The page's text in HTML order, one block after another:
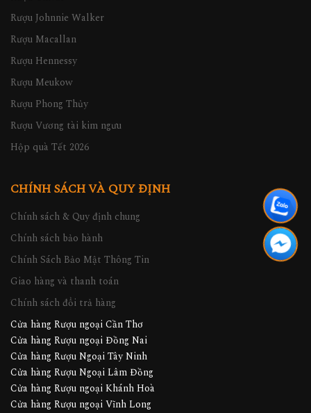
Rượu Johnnie Walker
Rượu Macallan
Rượu Hennessy
Rượu Meukow
Rượu Phong Thủy
Rượu Vương tài kim ngưu
Hộp quà Tết 2026
CHÍNH SÁCH VÀ QUY ĐỊNH
Chính sách & Quy định chung
Chính sách bảo hành
Chính Sách Bảo Mật Thông Tin
Giao hàng và thanh toán
Chính sách đổi trả hàng
Cửa hàng Rượu ngoại Cần Thơ
Cửa hàng Rượu ngoại Đồng Nai
Cửa hàng Rượu Ngoại Tây Ninh
Cửa hàng Rượu Ngoại Lâm Đồng
Cửa hàng Rượu ngoại Khánh Hoà
Cửa hàng Rượu ngoại Vĩnh Long